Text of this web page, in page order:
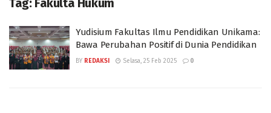
Tag: Fakulta Hukum
Yudisium Fakultas Ilmu Pendidikan Unikama:
Bawa Perubahan Positif di Dunia Pendidikan
BY REDAKSI Selasa, 25 Feb 2025 0